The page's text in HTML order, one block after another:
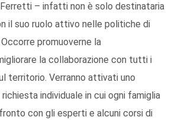
– infatti non è solo destinataria
il suo ruolo attivo nelle politiche di
promuoverne la
la collaborazione con tutti i
territorio. Verranno attivati uno
individuale in cui ogni famiglia
con gli esperti e alcuni corsi di